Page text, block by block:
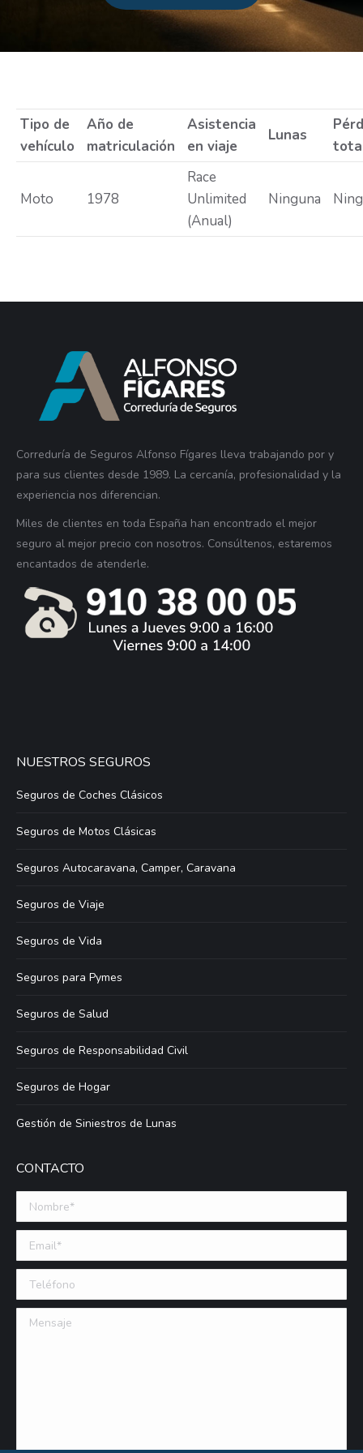
Estás aquí:
Tipo de
vehículo
Año de
matriculación
Asistencia
en viaje
Lunas
Moto 1978
Race
Unlimited
(Anual)
Ninguna
Correduría de Seguros Alfonso Fígares lleva trabajando por y
para sus clientes desde 1989. La cercanía, profesionalidad y la
experiencia nos diferencian.
Miles de clientes en toda España han encontrado el mejor
seguro al mejor precio con nosotros. Consúltenos, estaremos
encantados de atenderle.
NUESTROS SEGUROS
Seguros de Coches Clásicos
Seguros de Motos Clásicas
Seguros Autocaravana, Camper, Caravana
Seguros de Viaje
Seguros de Vida
Seguros para Pymes
Seguros de Salud
Seguros de Responsabilidad Civil
Seguros de Hogar
Gestión de Siniestros de Lunas
CONTACTO
Nombre *
Email (requerido)
Teléfono
Mensaje